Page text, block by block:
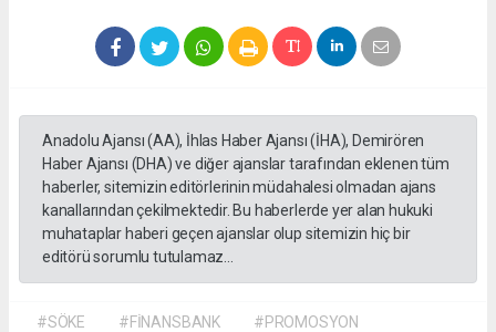
Anadolu Ajansı (AA), İhlas Haber Ajansı (İHA), Demirören
Haber Ajansı (DHA) ve diğer ajanslar tarafından eklenen tüm
haberler, sitemizin editörlerinin müdahalesi olmadan ajans
kanallarından çekilmektedir. Bu haberlerde yer alan hukuki
muhataplar haberi geçen ajanslar olup sitemizin hiç bir
editörü sorumlu tutulamaz...
#SÖKE #FİNANSBANK
#PROMOSYON